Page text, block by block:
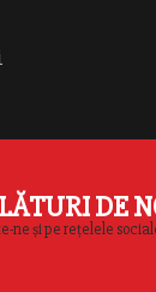
DE
ne și pe rețelele